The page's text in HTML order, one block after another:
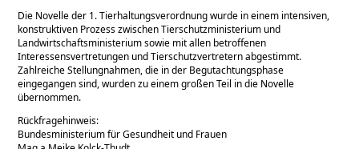
Die Novelle der 1. Tierhaltungsverordnung wurde in einem intensiven,
konstruktiven Prozess zwischen Tierschutzministerium und
Landwirtschaftsministerium sowie mit allen betroffenen
Interessensvertretungen und Tierschutzvertretern abgestimmt.
Zahlreiche Stellungnahmen, die in der Begutachtungsphase
eingegangen sind, wurden zu einem großen Teil in die Novelle
übernommen.
Rückfragehinweis:
Bundesministerium für Gesundheit und Frauen